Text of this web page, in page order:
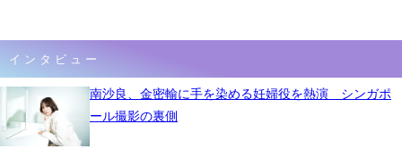
インタビュー
南沙良、金密輸に手を染める妊婦役を熱演 シンガポ
ール撮影の裏側